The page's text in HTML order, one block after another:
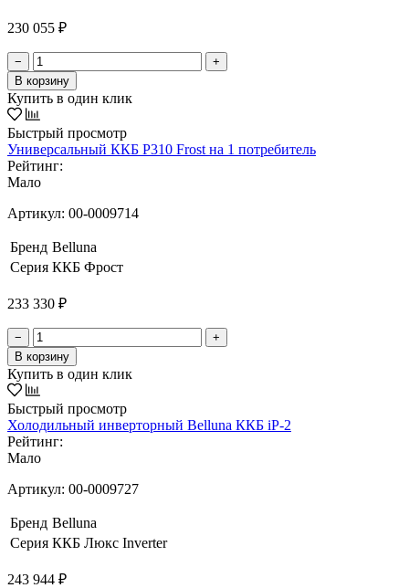
230 055 ₽
−
+
В корзину
Купить в один клик
Быстрый просмотр
Универсальный ККБ Р310 Frost на 1 потребитель
Рейтинг:
Мало
Артикул: 00-0009714
Бренд Belluna
Серия ККБ Фрост
233 330 ₽
−
+
В корзину
Купить в один клик
Быстрый просмотр
Холодильный инверторный Belluna ККБ iP-2
Рейтинг:
Мало
Артикул: 00-0009727
Бренд Belluna
Серия ККБ Люкс Inverter
243 944 ₽